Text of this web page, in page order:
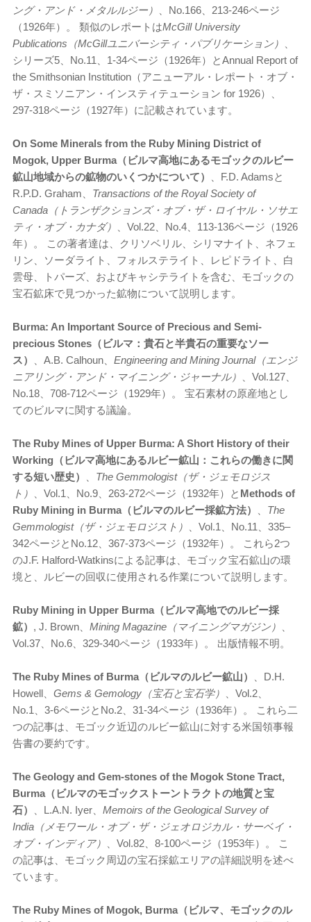
ング・アンド・メタルルジー）
、No.166、213-246ページ
（1926年）。 類似のレポートはMcGill University
Publications（McGillユニバーシティ・パブリケーション）
シリーズ5、No.11、1-34ページ（1926年）とAnnual Report of
the Smithsonian Institution（アニューアル・レポート・オブ・
ザ・スミソニアン・インスティテューション for 1926）、
297-318ページ（1927年）に記載されています。
On Some Minerals from the Ruby Mining District of
Mogok, Upper Burma（ビルマ高地にあるモゴックのルビー
鉱山地域からの鉱物のいくつかについて）
、F.D. Adamsと
R.P.D. Graham、 Transactions of the Royal Society of
Canada（トランザクションズ・オブ・ザ・ロイヤル・ソサエ
ティ・オブ・カナダ）
、Vol.22、No.4、113-136ページ（1926
年）。 この著者達は、クリソベリル、シリマナイト、ネフェ
リン、ソーダライト、フォルステライト、レピドライト、白
雲母、トパーズ、およびキャシテライトを含む、モゴックの
宝石鉱床で見つかった鉱物について説明します。
Burma: An Important Source of Precious and Semi-
precious Stones（ビルマ：貴石と半貴石の重要なソー
ス）
、A.B. Calhoun、 Engineering and Mining Journal（エンジ
ニアリング・アンド・マイニング・ジャーナル）
、Vol.127、
No.18、708-712ページ（1929年）。 宝石素材の原産地とし
てのビルマに関する議論。
The Ruby Mines of Upper Burma: A Short History of their
Working（ビルマ高地にあるルビー鉱山：これらの働きに関
する短い歴史）
The Gemmologist（ザ・ジェモロジス
ト）
、Vol.1、No.9、263-272ページ（1932年）と Methods of
Ruby Mining in Burma（ビルマのルビー採鉱方法）
The
Gemmologist（ザ・ジェモロジスト）
、Vol.1、No.11、335–
342ページとNo.12、367-373ページ（1932年）。 これら2つ
のJ.F. Halford-Watkinsによる記事は、モゴック宝石鉱山の環
境と、ルビーの回収に使用される作業について説明します。
Ruby Mining in Upper Burma（ビルマ高地でのルビー採
鉱） , J. Brown、 Mining Magazine（マイニングマガジン）
Vol.37、No.6、329-340ページ（1933年）。 出版情報不明。
The Ruby Mines of Burma（ビルマのルビー鉱山）
、D.H.
Howell、 Gems & Gemology（宝石と宝石学）
、Vol.2、
No.1、3-6ページとNo.2、31-34ページ（1936年）。 これら二
つの記事は、モゴック近辺のルビー鉱山に対する米国領事報
告書の要約です。
The Geology and Gem-stones of the Mogok Stone Tract,
Burma（ビルマのモゴックストーントラクトの地質と宝
石）
、L.A.N. Iyer、 Memoirs of the Geological Survey of
India（メモワール・オブ・ザ・ジェオロジカル・サーベイ・
オブ・インディア）
、Vol.82、8-100ページ（1953年）。 こ
の記事は、モゴック周辺の宝石採鉱エリアの詳細説明を述べ
ています。
The Ruby Mines of Mogok, Burma（ビルマ、モゴックのル